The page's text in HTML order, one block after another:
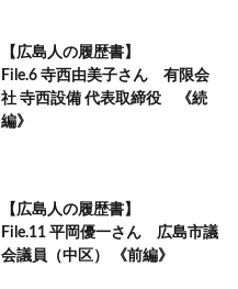
【広島人の履歴書】
File.6 寺西由美子さん 有限会
社 寺西設備 代表取締役 《続
編》
【広島人の履歴書】
File.11 平岡優一さん 広島市議
会議員（中区） 《前編》